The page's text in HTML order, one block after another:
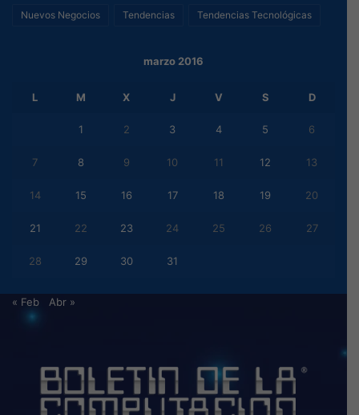
Nuevos Negocios Tendencias Tendencias Tecnológicas
marzo 2016
L M X J V S D
1 2 3 4 5 6
7 8 9 10 11 12 13
14 15 16 17 18 19 20
21 22 23 24 25 26 27
28 29 30 31
« Feb Abr »